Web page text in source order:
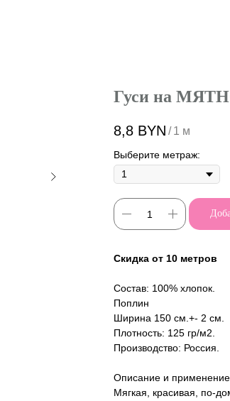
Гуси на
8,8 BYN / 1 м
Выберите метраж:
Скидка от 10 метров
Состав: 100% хлопок.
Поплин
Ширина 150 см.+- 2 см.
Плотность: 125 гр/м2.
Производство: Россия.
Описание и
Мягкая, красивая, по-